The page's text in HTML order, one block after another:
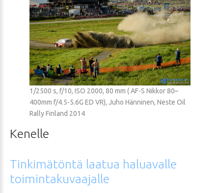
1/2500 s, f/10, ISO 2000, 80 mm ( AF-S Nikkor 80–
400mm f/4.5-5.6G ED VR), Juho Hänninen, Neste Oil
Rally Finland 2014
Kenelle
Tinkimätöntä laatua haluavalle
toimintakuvaajalle